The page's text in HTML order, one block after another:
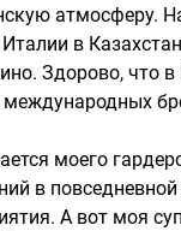
атмосферу.
в
Здорово, что в
моего
в
А вот моя